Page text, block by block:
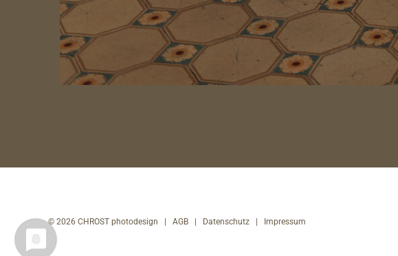
© 2026 CHROST photodesign | AGB Datenschutz Impressum